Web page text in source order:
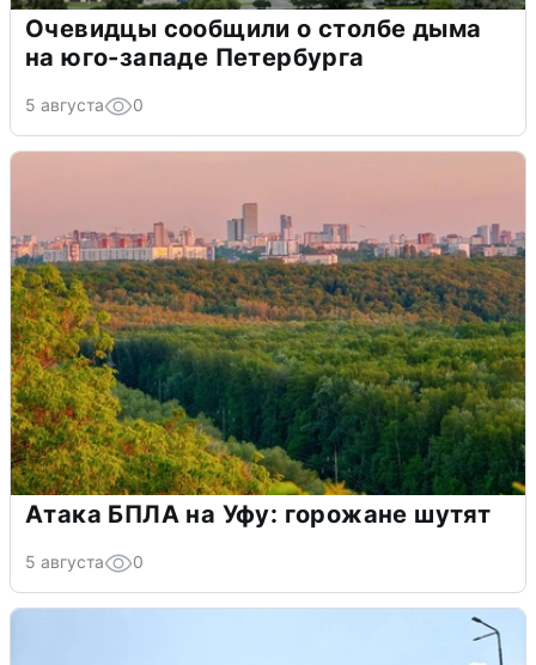
Очевидцы сообщили о столбе дыма
на юго-западе Петербурга
5 августа 0
Атака БПЛА на Уфу: горожане шутят
5 августа 0